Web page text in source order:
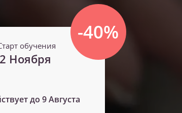
-40%
обучения
Ноября
до9 Августа